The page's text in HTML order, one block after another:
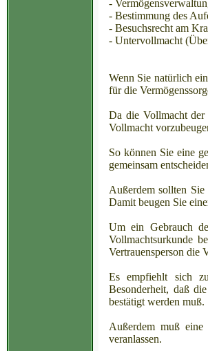
-
- Bestimmung des
- Besuchsrecht am
- Untervollmacht
Wenn Sie natürlich
für die
Da die Vollmacht der
Vollmacht
So können Sie eine
gemeinsam
Außerdem sollten
Damit beugen Sie
Um ein Gebrauch
Vollmachtsurkunde
Vertrauensperson die
Es empfiehlt sich
Besonderheit, daß
bestätigt werden muß.
Außerdem muß
veranlassen.